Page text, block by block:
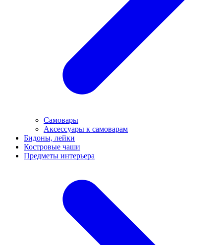
Самовары
Аксессуары к самоварам
Бидоны, лейки
Костровые чаши
Предметы интерьера